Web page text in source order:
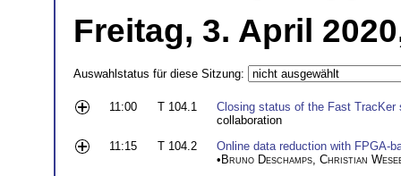
Freitag, 3. April
Auswahlstatus für diese Sitzung:
11:00 T 104.1
Closing status of the Fast TracKer
collaboration
11:15
T 104.2
Online data reduction with FPGA-
• Bruno Deschamps, Christian